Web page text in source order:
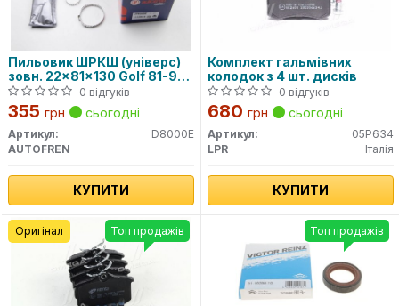
Пильовик ШРКШ (універс)
зовн. 22x81x130 Golf 81-97,
Passat 80-88, AUDI 80 -91
0 відгуків
355 грн сьогодні
Артикул:
D8000E
AUTOFREN
КУПИТИ
Комплект гальмівних
колодок з 4 шт. дисків
0 відгуків
680 грн сьогодні
Артикул:
05P634
LPR
Італія
КУПИТИ
Топ продажів
Оригінал Топ продажів